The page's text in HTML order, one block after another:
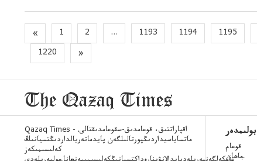
« 1 2 ... 1193 1194 1195
1220
»
Qazaq Times - اقپاراتتىق، قوعامدىق-سقوعامدىقتالى.
ماتساياسيداردىڭپورتالىلگەن پايدماتەريالداردىڭتسيانىڭ
كەلىسىمىكەز
بولىمدەر
قوعام
جاھان